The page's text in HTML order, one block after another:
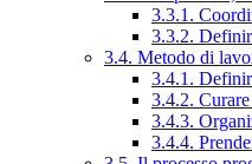
3.3.1.
3.3.2.
3.4. Metodo di
3.4.1.
3.4.2.
3.4.3.
3.4.4.